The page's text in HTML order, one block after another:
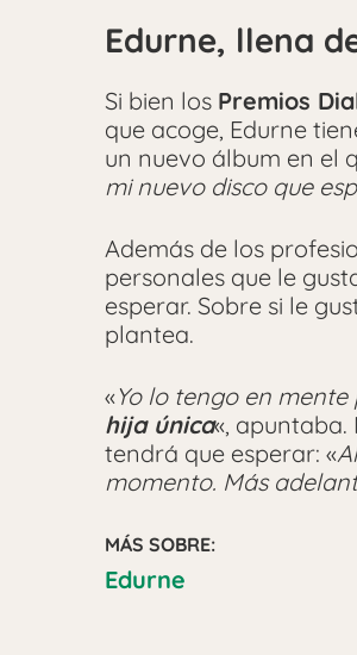
Edurne, llena
Si bien los Premios
que acoge, Edurne
un nuevo álbum en el
mi nuevo disco que
Además de los
personales que le
esperar. Sobre si le
plantea.
«Yo lo tengo en
hija única«,
tendrá que esperar: «
momento. Más
MÁS SOBRE:
Edurne